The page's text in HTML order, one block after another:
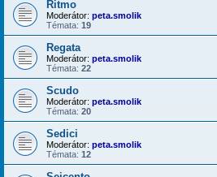
Ritmo
Moderátor: peta.smolik
Témata: 19
Regata
Moderátor: peta.smolik
Témata: 22
Scudo
Moderátor: peta.smolik
Témata: 20
Sedici
Moderátor: peta.smolik
Témata: 12